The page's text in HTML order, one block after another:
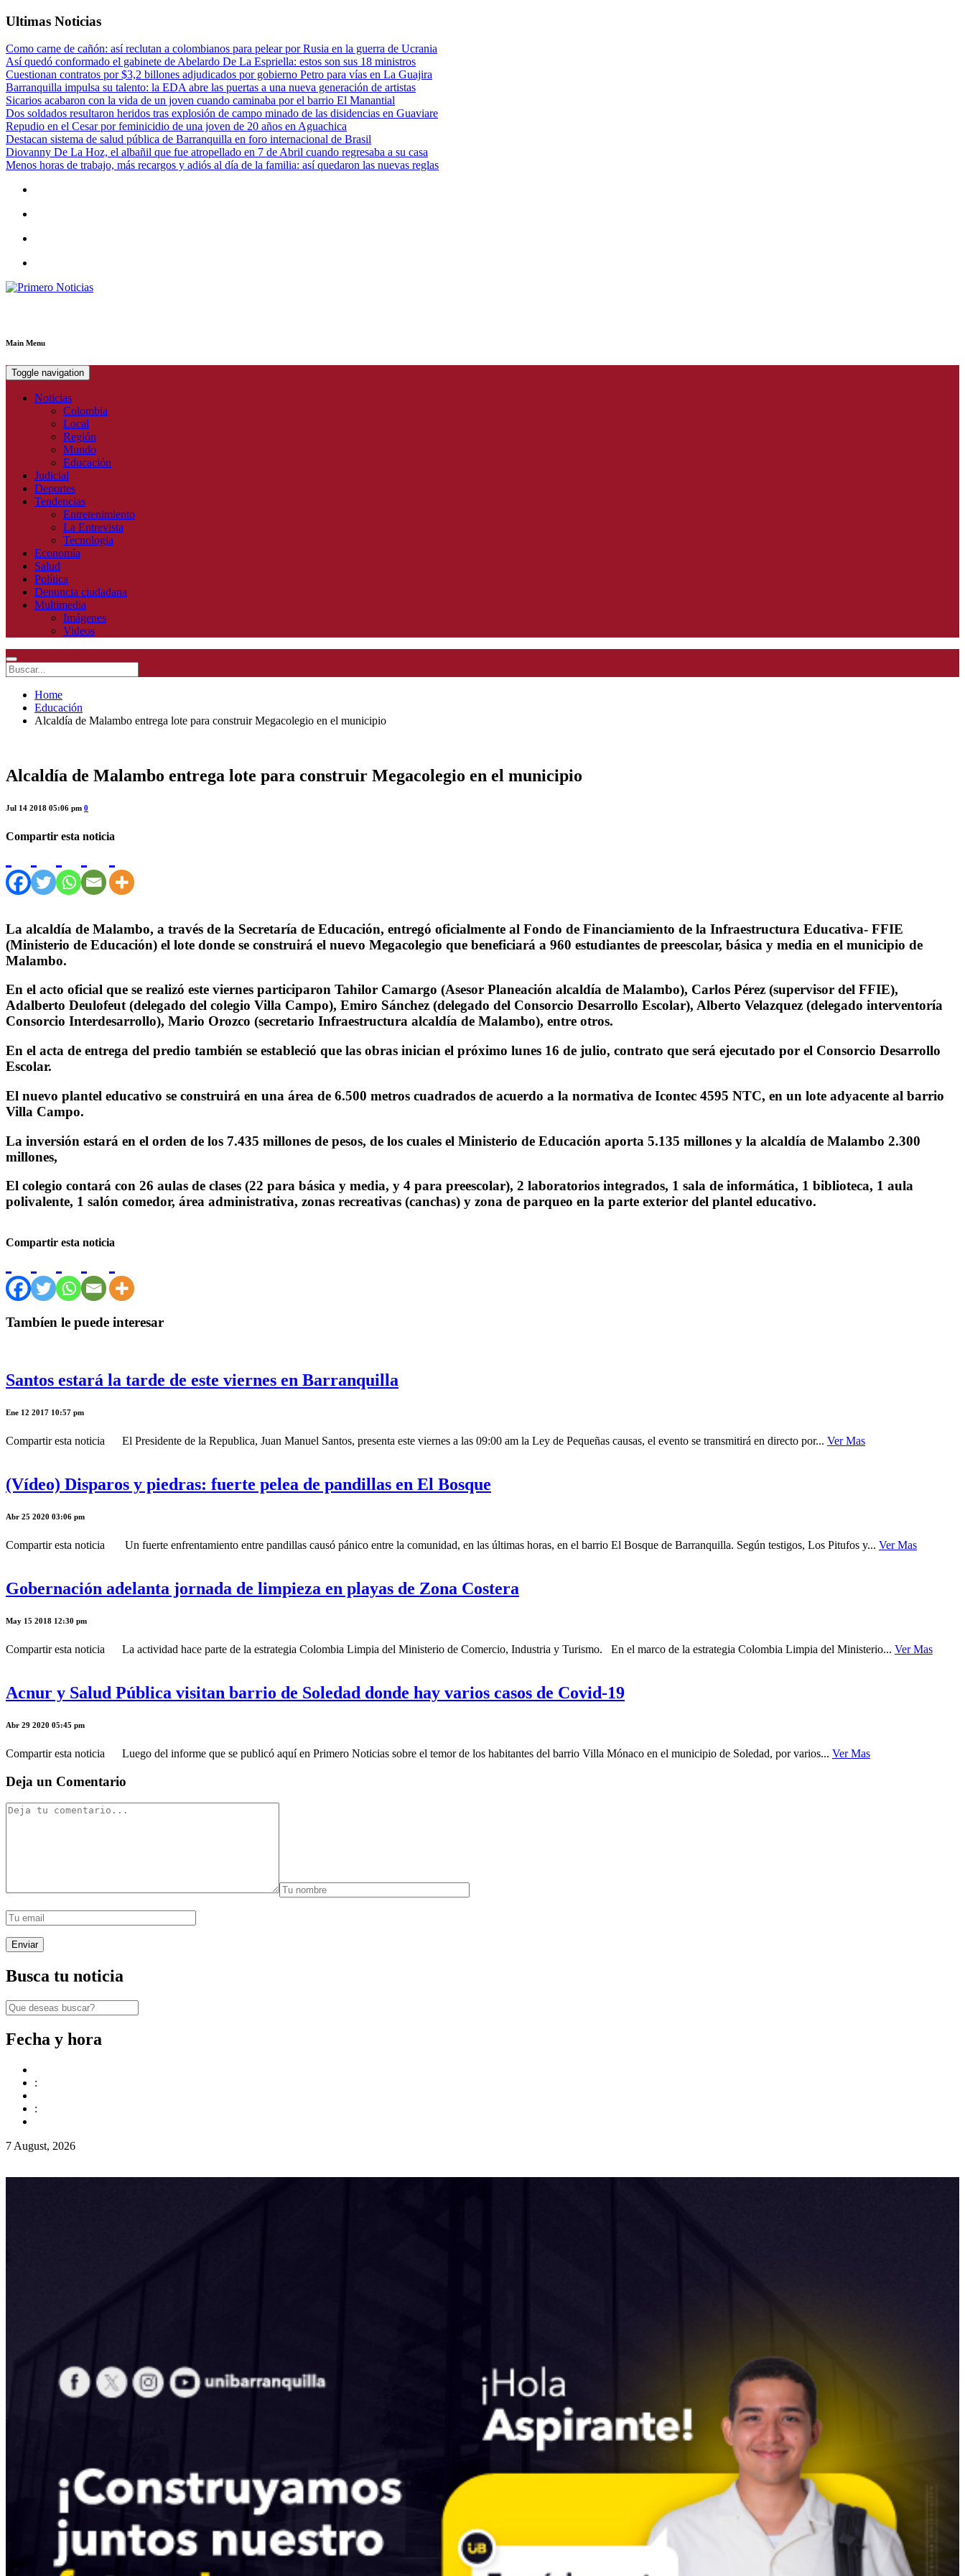
Ultimas Noticias
Como carne de cañón: así reclutan a colombianos para pelear por Rusia en la guerra de Ucrania
Así quedó conformado el gabinete de Abelardo De La Espriella: estos son sus 18 ministros
Cuestionan contratos por $3,2 billones adjudicados por gobierno Petro para vías en La Guajira
Barranquilla impulsa su talento: la EDA abre las puertas a una nueva generación de artistas
Sicarios acabaron con la vida de un joven cuando caminaba por el barrio El Manantial
Dos soldados resultaron heridos tras explosión de campo minado de las disidencias en Guaviare
Repudio en el Cesar por feminicidio de una joven de 20 años en Aguachica
Destacan sistema de salud pública de Barranquilla en foro internacional de Brasil
Diovanny De La Hoz, el albañil que fue atropellado en 7 de Abril cuando regresaba a su casa
Menos horas de trabajo, más recargos y adiós al día de la familia: así quedaron las nuevas reglas
Main Menu
Toggle navigation
Noticias
Colombia
Local
Región
Mundo
Educación
Judicial
Deportes
Tendencias
Entretenimiento
La Entrevista
Tecnologia
Economía
Salud
Política
Denuncia ciudadana
Multimedia
Imágenes
Videos
Home
Educación
Alcaldía de Malambo entrega lote para construir Megacolegio en el municipio
Alcaldía de Malambo entrega lote para construir Megacolegio en el municipio
Jul 14 2018 05:06 pm 0
Compartir esta noticia
La alcaldía de Malambo, a través de la Secretaría de Educación, entregó oficialmente al Fondo de Financiamiento de la Infraestructura Educativa- FFIE
(Ministerio de Educación) el lote donde se construirá el nuevo Megacolegio que beneficiará a 960 estudiantes de preescolar, básica y media en el municipio de
Malambo.
En el acto oficial que se realizó este viernes participaron Tahilor Camargo (Asesor Planeación alcaldía de Malambo), Carlos Pérez (supervisor del FFIE),
Adalberto Deulofeut (delegado del colegio Villa Campo), Emiro Sánchez (delegado del Consorcio Desarrollo Escolar), Alberto Velazquez (delegado interventoría
Consorcio Interdesarrollo), Mario Orozco (secretario Infraestructura alcaldía de Malambo), entre otros.
En el acta de entrega del predio también se estableció que las obras inician el próximo lunes 16 de julio, contrato que será ejecutado por el Consorcio Desarrollo
Escolar.
El nuevo plantel educativo se construirá en una área de 6.500 metros cuadrados de acuerdo a la normativa de Icontec 4595 NTC, en un lote adyacente al barrio
Villa Campo.
La inversión estará en el orden de los 7.435 millones de pesos, de los cuales el Ministerio de Educación aporta 5.135 millones y la alcaldía de Malambo 2.300
millones,
El colegio contará con 26 aulas de clases (22 para básica y media, y 4 para preescolar), 2 laboratorios integrados, 1 sala de informática, 1 biblioteca, 1 aula
polivalente, 1 salón comedor, área administrativa, zonas recreativas (canchas) y zona de parqueo en la parte exterior del plantel educativo.
Compartir esta noticia
Tambíen le puede interesar
Santos estará la tarde de este viernes en Barranquilla
Ene 12 2017 10:57 pm
Compartir esta noticia El Presidente de la Republica, Juan Manuel Santos, presenta este viernes a las 09:00 am la Ley de Pequeñas causas, el evento se transmitirá en directo por... Ver Mas
(Vídeo) Disparos y piedras: fuerte pelea de pandillas en El Bosque
Abr 25 2020 03:06 pm
Compartir esta noticia Un fuerte enfrentamiento entre pandillas causó pánico entre la comunidad, en las últimas horas, en el barrio El Bosque de Barranquilla. Según testigos, Los Pitufos y... Ver Mas
Gobernación adelanta jornada de limpieza en playas de Zona Costera
May 15 2018 12:30 pm
Compartir esta noticia La actividad hace parte de la estrategia Colombia Limpia del Ministerio de Comercio, Industria y Turismo. En el marco de la estrategia Colombia Limpia del Ministerio... Ver Mas
Acnur y Salud Pública visitan barrio de Soledad donde hay varios casos de Covid-19
Abr 29 2020 05:45 pm
Compartir esta noticia Luego del informe que se publicó aquí en Primero Noticias sobre el temor de los habitantes del barrio Villa Mónaco en el municipio de Soledad, por varios... Ver Mas
Deja un Comentario
Busca tu noticia
Fecha y hora
:
:
7 August, 2026